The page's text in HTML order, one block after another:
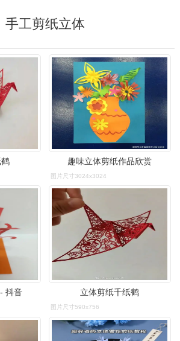
手工剪纸立体
趣味立体剪纸作品欣赏
图片尺寸3024x3024
抖音 立体剪纸千纸鹤
图片尺寸590x756